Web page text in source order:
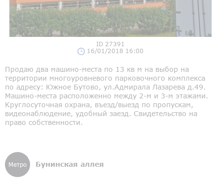
ID 27391
16/01/2018 16:00
Продаю два машино-места по 13 кв м на выбор на
территории многоуровневого парковочного комплекса
по адресу: Южное Бутово, ул.Адмирала Лазарева д.49.
Машино-места расположенно между 2-м и 3-м этажами.
Круглосуточная охрана, въезд/выезд по пропускам,
видеонаблюдение, удобный заезд. Свидетельство на
право собственности.
Метро Бунинская аллея